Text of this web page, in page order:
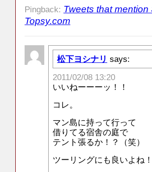
Pingback: Tweets that
Topsy.com
松下ヨシナリ says:
2011/02/08 13:20
いいねーーーッ！！
コレ。
マン島に持って行って
借りてる宿舎の庭で
テント張るか！？（笑）
ツーリングにも良いよね！